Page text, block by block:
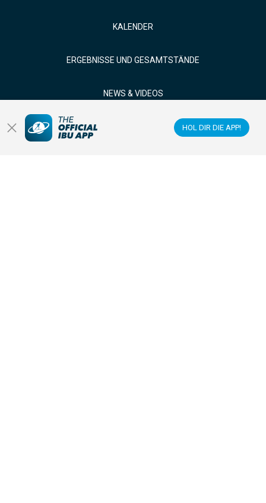
HOL DIR DIE APP!
KALENDER
ERGEBNISSE UND GESAMTSTÄNDE
NEWS & VIDEOS